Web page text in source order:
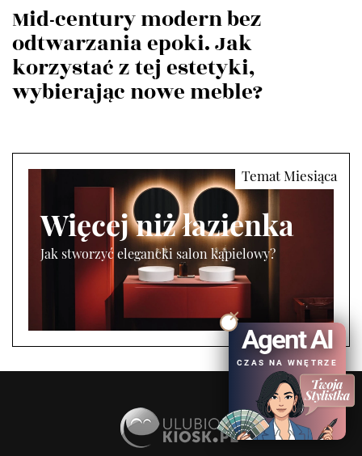
Mid-century modern bez
odtwarzania epoki. Jak
korzystać z tej estetyki,
wybierając nowe meble?
Więcej niż łazienka
Jak stworzyć elegancki salon kąpielowy?
Agent AI
CZAS NA WNĘTRZE